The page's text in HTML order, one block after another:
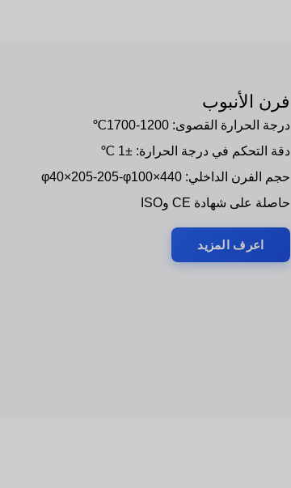
فرن الأنبوب
درجة الحرارة القصوى: 1200-1700℃
دقة التحكم في درجة الحرارة: ±1 ℃
حجم الفرن الداخلي: φ40×205-205-φ100×440
حاصلة على شهادة CE وISO
اعرف المزيد